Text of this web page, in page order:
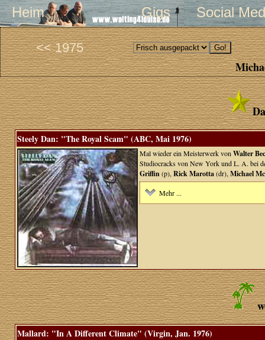
Heim Gigs Social
<< 1975
Steely Dan: "The Royal Scam" (ABC, Mai 1976)
Mal wieder ein Meisterwerk von Walter
Studiocracks von New York und L. A. bei
Griffin (p), Rick Marotta(dr), Michael
Mehr ...
Mallard: "In A Different Climate" (Virgin, Jan. 1976)